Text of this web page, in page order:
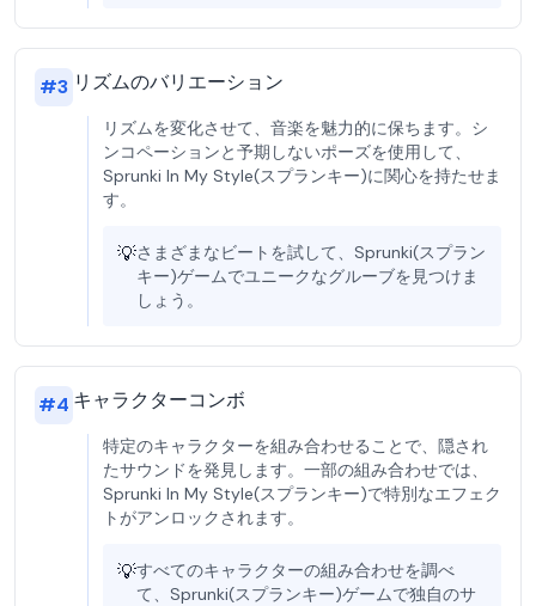
#3 リズムのバリエーション
リズムを変化させて、音楽を魅力的に保ちます。シ
ンコペーションと予期しないポーズを使用して、
Sprunki In My Style(スプランキー)に関心を持たせま
す。
💡さまざまなビートを試して、Sprunki(スプラン
キー)ゲームでユニークなグルーブを見つけま
しょう。
#4 キャラクターコンボ
特定のキャラクターを組み合わせることで、隠され
たサウンドを発見します。一部の組み合わせでは、
Sprunki In My Style(スプランキー)で特別なエフェク
トがアンロックされます。
💡すべてのキャラクターの組み合わせを調べ
て、Sprunki(スプランキー)ゲームで独自のサ